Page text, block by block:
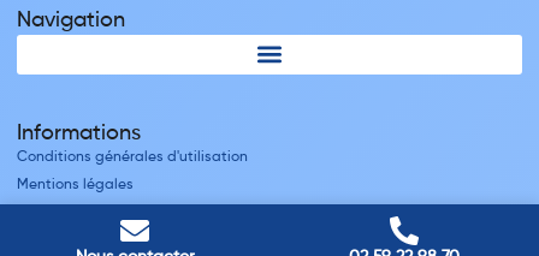
Navigation
Informations
Conditions générales d'utilisation
Mentions légales